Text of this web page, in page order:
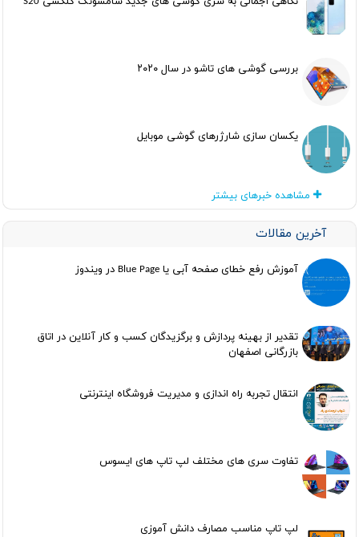
بررسی گوشی های تاشو در سال ۲۰۲۰
یکسان سازی شارژرهای گوشی موبایل
مشاهده خبرهای بیشتر
آخرین مقالات
آموزش رفع خطای صفحه آبی یا Blue Page در ویندوز
تقدیر از بهینه پردازش و برگزیدگان کسب و کار آنلاین در اتاق
بازرگانی اصفهان
انتقال تجربه راه اندازی و مدیریت فروشگاه اینترنتی
تفاوت سری های مختلف لپ تاپ های ایسوس
لپ تاپ مناسب مصارف دانش آموزی